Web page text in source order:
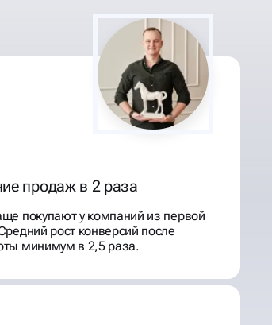
продаж в 2 раза
покупают у компаний из первой
рост конверсий после
минимум в 2,5 раза.